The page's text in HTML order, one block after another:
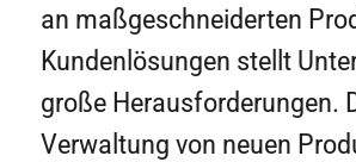
an maßgeschneiderten
Kundenlösungen stellt
große Herausforderungen.
Verwaltung von neuen